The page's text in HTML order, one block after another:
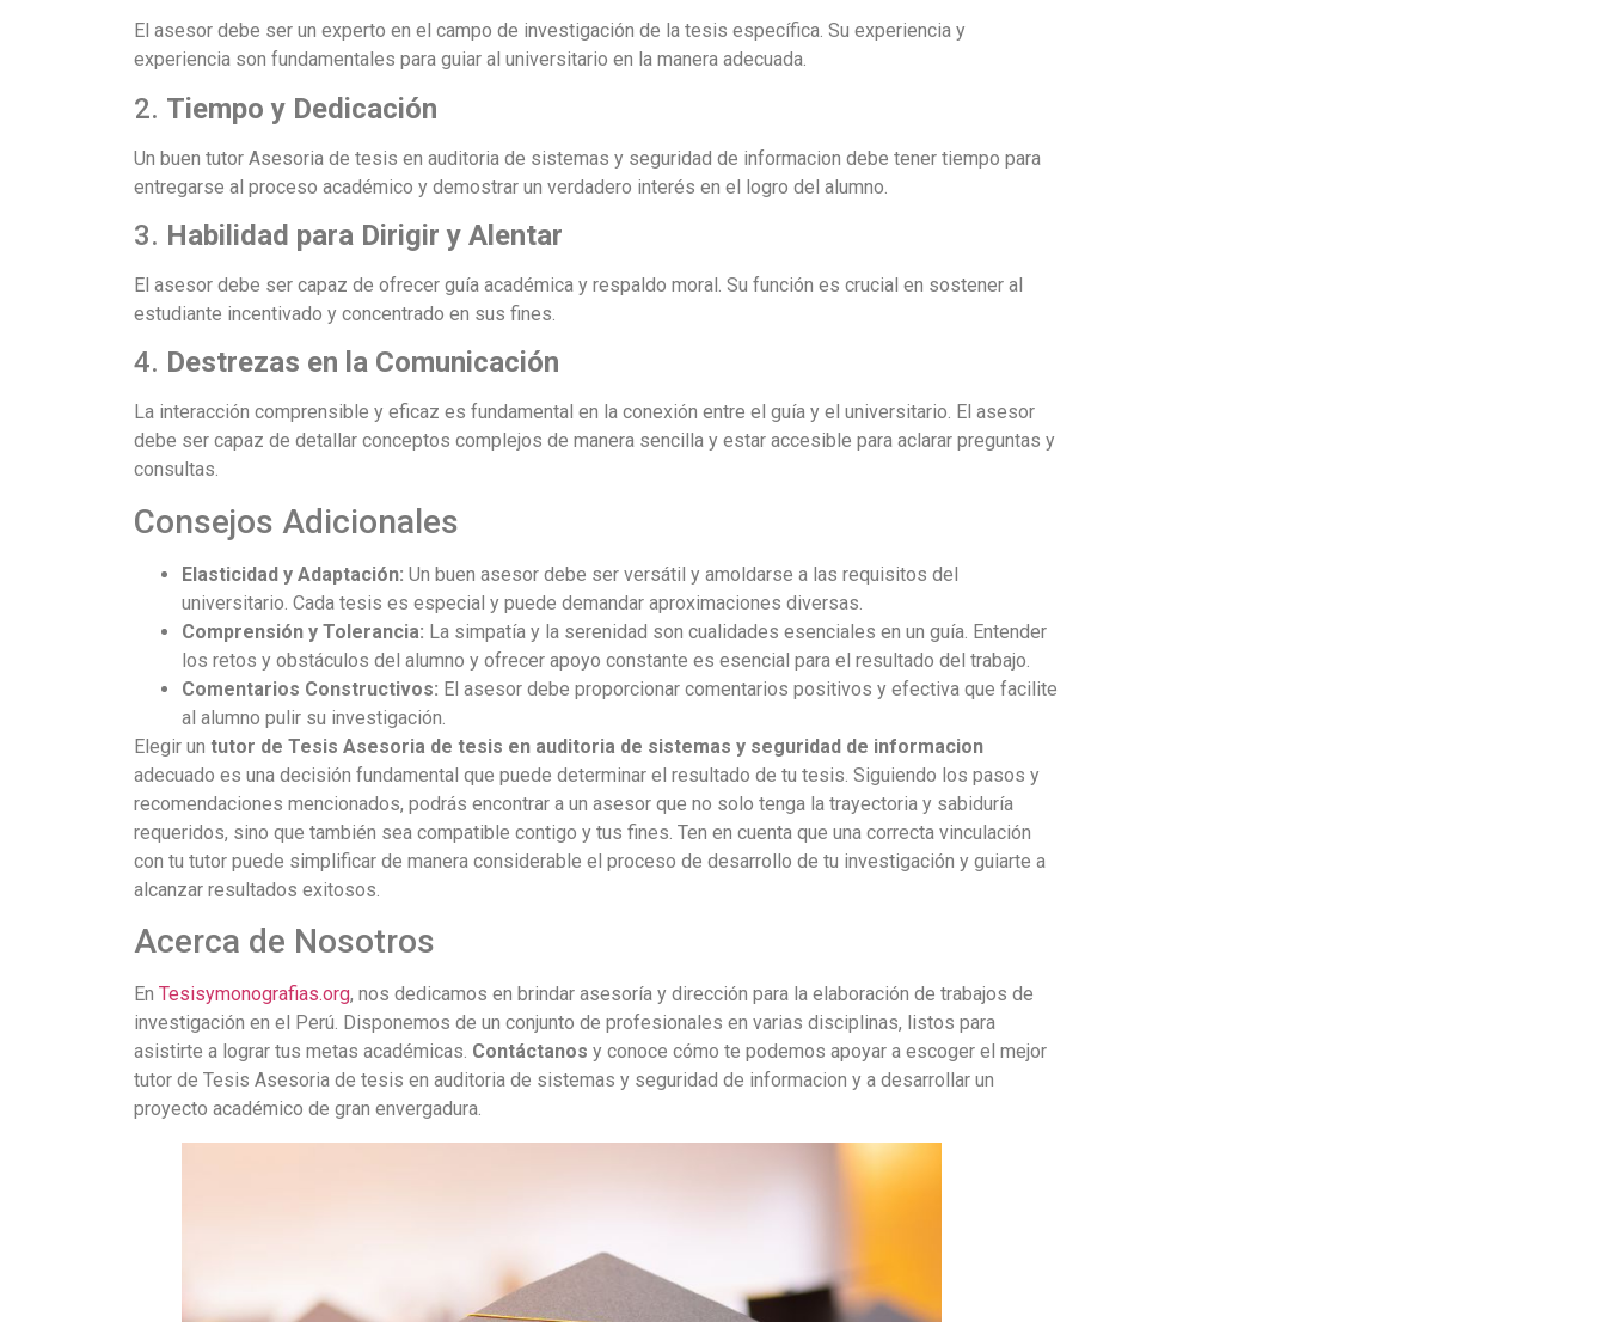
El asesor debe ser un experto en el campo de investigación de la tesis específica. Su experiencia y
experiencia son fundamentales para guiar al universitario en la manera adecuada.
2. Tiempo y Dedicación
Un buen tutor Asesoria de tesis en auditoria de sistemas y seguridad de informacion debe tener tiempo para
entregarse al proceso académico y demostrar un verdadero interés en el logro del alumno.
3. Habilidad para Dirigir y Alentar
El asesor debe ser capaz de ofrecer guía académica y respaldo moral. Su función es crucial en sostener al
estudiante incentivado y concentrado en sus fines.
4. Destrezas en la Comunicación
La interacción comprensible y eficaz es fundamental en la conexión entre el guía y el universitario. El asesor
debe ser capaz de detallar conceptos complejos de manera sencilla y estar accesible para aclarar preguntas y
consultas.
Consejos Adicionales
Elasticidad y Adaptación: Un buen asesor debe ser versátil y amoldarse a las requisitos del
universitario. Cada tesis es especial y puede demandar aproximaciones diversas.
Comprensión y Tolerancia: La simpatía y la serenidad son cualidades esenciales en un guía. Entender
los retos y obstáculos del alumno y ofrecer apoyo constante es esencial para el resultado del trabajo.
Comentarios Constructivos: El asesor debe proporcionar comentarios positivos y efectiva que facilite
al alumno pulir su investigación.
Elegir un tutor de Tesis Asesoria de tesis en auditoria de sistemas y seguridad de informacion
adecuado es una decisión fundamental que puede determinar el resultado de tu tesis. Siguiendo los pasos y
recomendaciones mencionados, podrás encontrar a un asesor que no solo tenga la trayectoria y sabiduría
requeridos, sino que también sea compatible contigo y tus fines. Ten en cuenta que una correcta vinculación
con tu tutor puede simplificar de manera considerable el proceso de desarrollo de tu investigación y guiarte a
alcanzar resultados exitosos.
Acerca de Nosotros
En Tesisymonografias.org, nos dedicamos en brindar asesoría y dirección para la elaboración de trabajos de
investigación en el Perú. Disponemos de un conjunto de profesionales en varias disciplinas, listos para
asistirte a lograr tus metas académicas. Contáctanos y conoce cómo te podemos apoyar a escoger el mejor
tutor de Tesis Asesoria de tesis en auditoria de sistemas y seguridad de informacion y a desarrollar un
proyecto académico de gran envergadura.